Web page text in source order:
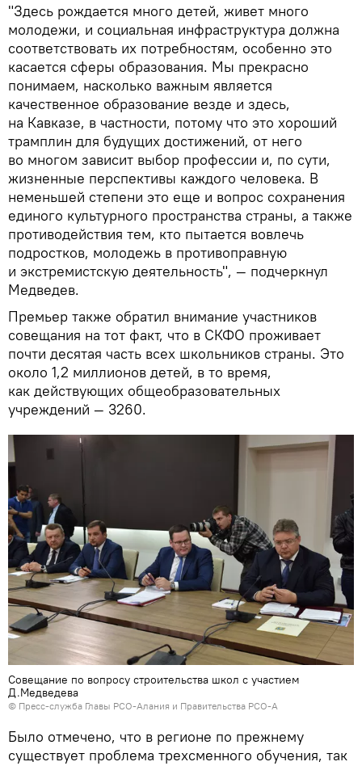
"Здесь рождается много детей, живет много
молодежи, и социальная инфраструктура должна
соответствовать их потребностям, особенно это
касается сферы образования. Мы прекрасно
понимаем, насколько важным является
качественное образование везде и здесь,
на Кавказе, в частности, потому что это хороший
трамплин для будущих достижений, от него
во многом зависит выбор профессии и, по сути,
жизненные перспективы каждого человека. В
неменьшей степени это еще и вопрос сохранения
единого культурного пространства страны, а также
противодействия тем, кто пытается вовлечь
подростков, молодежь в противоправную
и экстремистскую деятельность", — подчеркнул
Медведев.
Премьер также обратил внимание участников
совещания на тот факт, что в СКФО проживает
почти десятая часть всех школьников страны. Это
около 1,2 миллионов детей, в то время,
как действующих общеобразовательных
учреждений — 3260.
Совещание по вопросу строительства школ с участием
Д.Медведева
© Пресс-служба Главы РСО-Алания и Правительства РСО-А
Было отмечено, что в регионе по прежнему
существует проблема трехсменного обучения, так